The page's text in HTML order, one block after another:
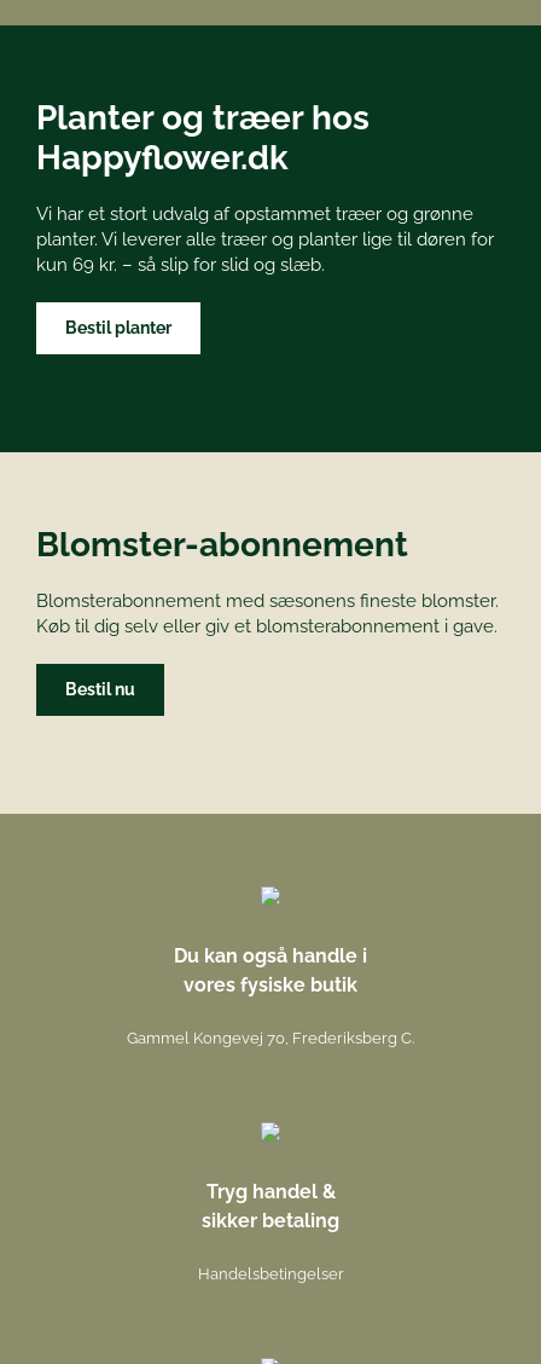
Planter og træer hos
Happyflower.dk
Vi har et stort udvalg af opstammet træer og grønne
planter. Vi leverer alle træer og planter lige til døren for
kun 69 kr. – så slip for slid og slæb.
Bestil planter
Blomster-abonnement
Blomsterabonnement med sæsonens fineste blomster.
Køb til dig selv eller giv et blomsterabonnement i gave.
Bestil nu
Du kan også handle i
vores fysiske butik
Gammel Kongevej 70, Frederiksberg C.
Tryg handel &
sikker betaling
Handelsbetingelser